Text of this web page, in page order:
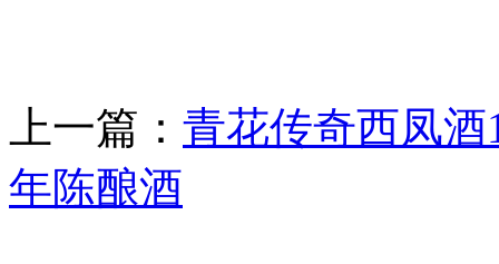
上一篇： 青花传奇西凤酒
年陈酿酒